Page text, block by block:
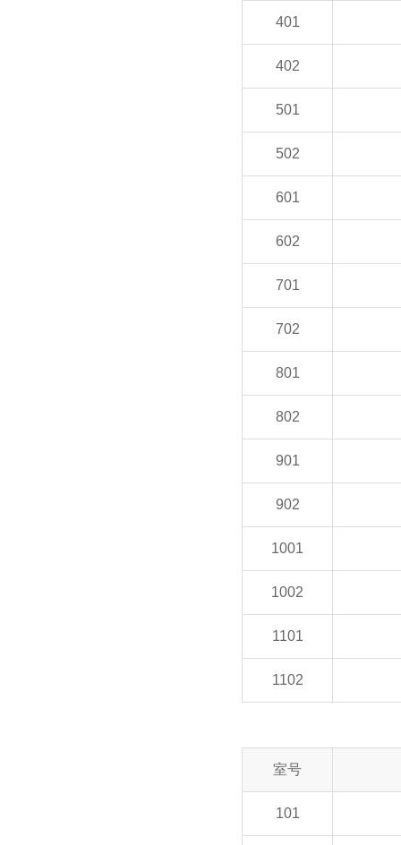
401
402
501
502
601
602
701
702
801
802
901
902
1001
1002
1101
1102
室号
101